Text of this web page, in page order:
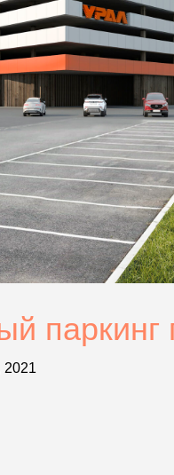
паркинг
2021